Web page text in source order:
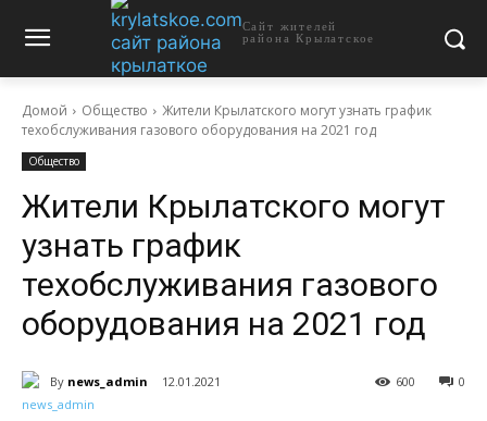
Сайт жителей
района Крылатское
Домой Общество
Жители Крылатского могут узнать график
техобслуживания газового оборудования на 2021 год
Общество
Жители Крылатского могут
узнать график
техобслуживания газового
оборудования на 2021 год
By news_admin 12.01.2021 0
600